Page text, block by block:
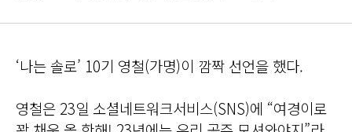
‘나는 솔로’ 10기 영철(가명)이 깜짝 선언을 했다.
영철은 23일 소셜네트워크서비스(SNS)에 “여경이로